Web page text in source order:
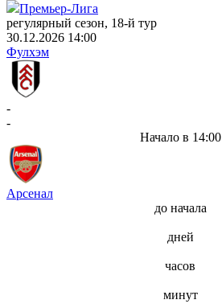
Премьер-Лига
регулярный сезон, 18-й тур
30.12.2026 14:00
Фулхэм
-
-
Начало в 14:00
Арсенал
до начала
дней
часов
минут